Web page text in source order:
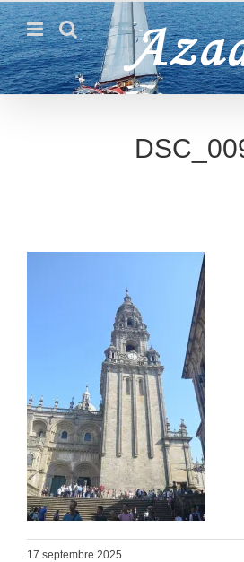
Passer
au
contenu
17 septembre 2025